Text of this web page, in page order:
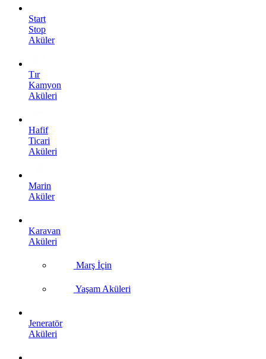
Start
Stop
Aküler
Tır
Kamyon
Aküleri
Hafif
Ticari
Aküleri
Marin
Aküler
Karavan
Aküleri
Marş İçin
Yaşam Aküleri
Jeneratör
Aküleri